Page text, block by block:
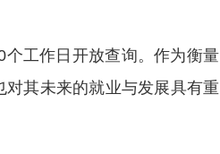
工作日开放查询。作为衡量
其未来的就业与发展具有重